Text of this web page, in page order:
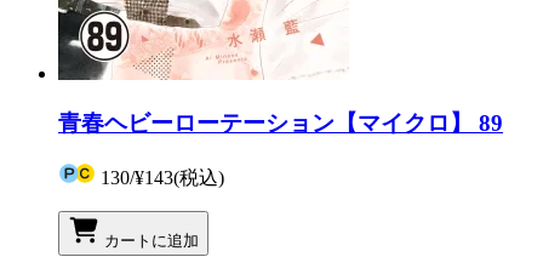
青春ヘビーローテーション【マイクロ】 89
130/¥143(税込)
カートに追加